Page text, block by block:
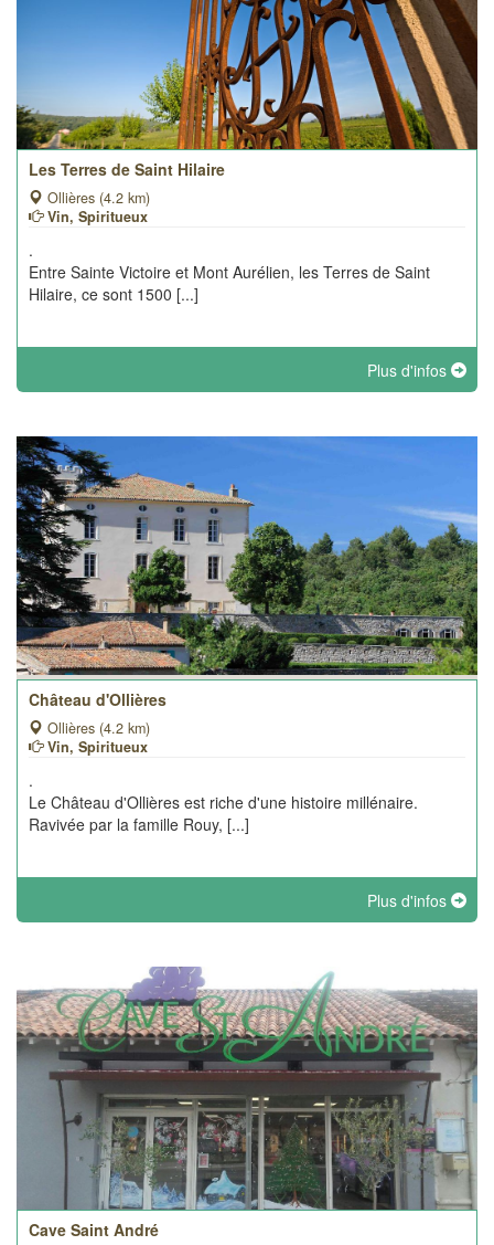
Les Terres de Saint Hilaire
Ollières (4.2 km)
Vin, Spiritueux
.
Entre Sainte Victoire et Mont Aurélien, les Terres de Saint
Hilaire, ce sont 1500 [...]
Plus d'infos
Château d'Ollières
Ollières (4.2 km)
Vin, Spiritueux
.
Le Château d'Ollières est riche d'une histoire millénaire.
Ravivée par la famille Rouy, [...]
Plus d'infos
Cave Saint André